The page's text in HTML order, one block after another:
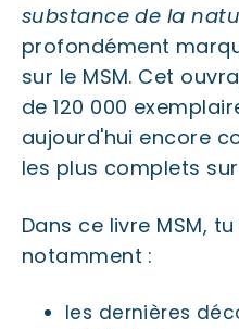
substance de la
profondément
sur le MSM. Cet
de 120 000
aujourd'hui encore
les plus complets
Dans ce livre MSM,
notamment :
les dernières